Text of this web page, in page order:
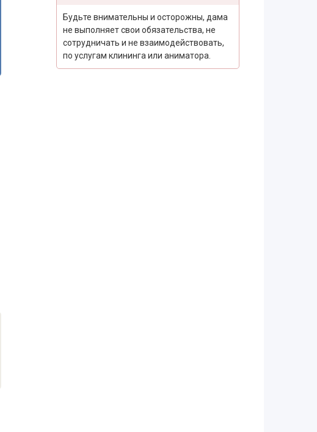
Будьте внимательны и осторожны, дама
не выполняет свои обязательства, не
сотрудничать и не взаимодействовать,
по услугам клининга или аниматора.